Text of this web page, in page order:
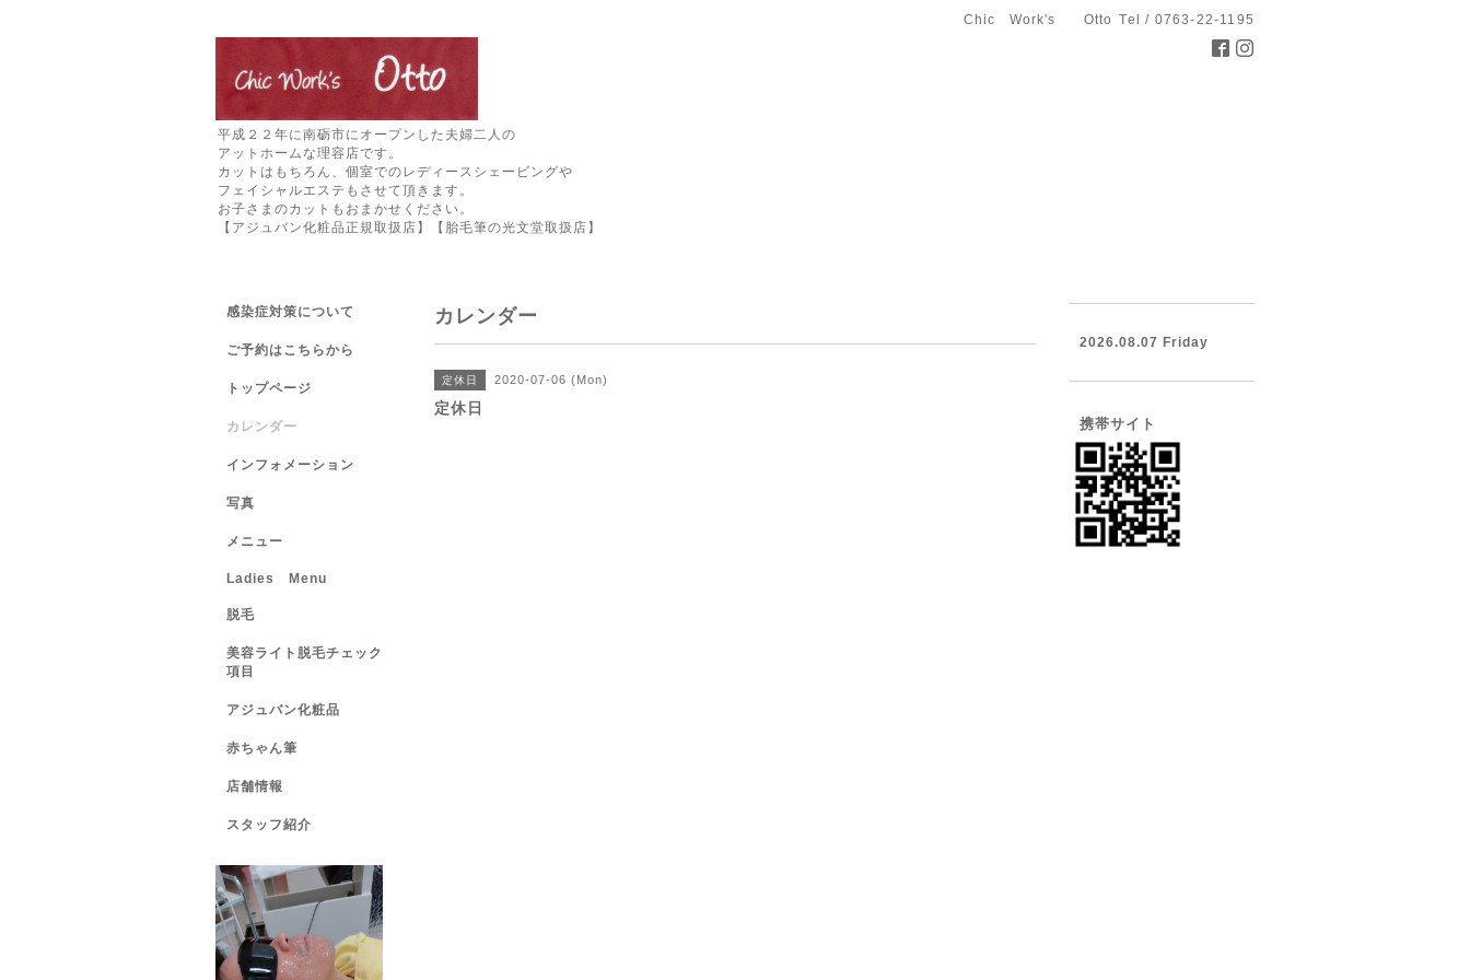
Chic Work's Otto Tel / 0763-22-1195
平成２２年に南砺市にオープンした夫婦二人の
アットホームな理容店です。
カットはもちろん、個室でのレディースシェービングや
フェイシャルエステもさせて頂きます。
お子さまのカットもおまかせください。
【アジュバン化粧品正規取扱店】【胎毛筆の光文堂取扱店】
カレンダー
定休日 2020-07-06 (Mon)
定休日
感染症対策について
ご予約はこちらから
トップページ
カレンダー
インフォメーション
写真
メニュー
Ladies Menu
脱毛
美容ライト脱毛チェック
項目
アジュバン化粧品
赤ちゃん筆
店舗情報
スタッフ紹介
2026.08.07 Friday
携帯サイト